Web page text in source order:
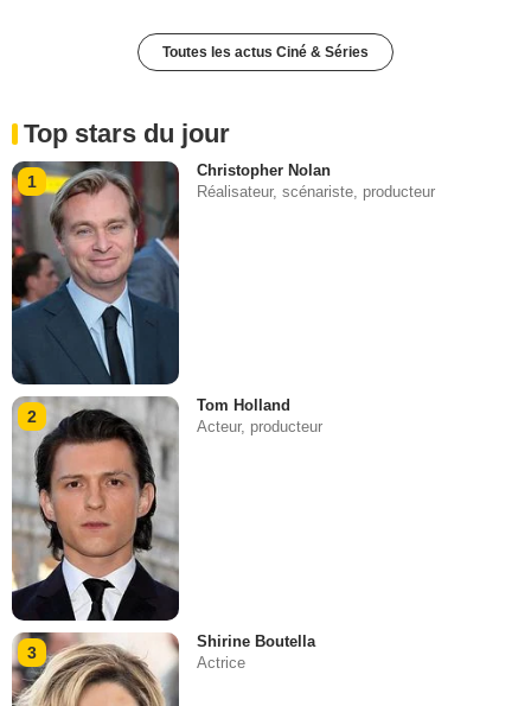
Toutes les actus Ciné & Séries
Top stars du jour
1
Christopher Nolan
Réalisateur, scénariste, producteur
2
Tom Holland
Acteur, producteur
3
Shirine Boutella
Actrice